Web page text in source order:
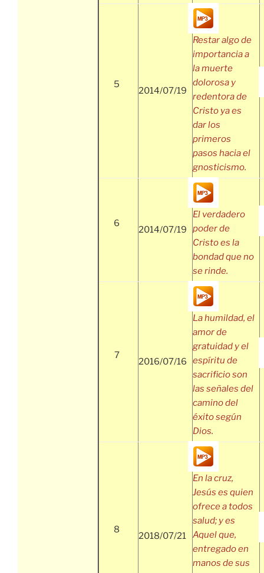
5
2014/07/19
Restar algo de
importancia a
la muerte
dolorosa y
redentora de
Cristo ya es
dar los
primeros
pasos hacia el
gnosticismo.
6
2014/07/19
El verdadero
poder de
Cristo es la
bondad que no
se rinde.
7
2016/07/16
La humildad, el
amor de
gratuidad y el
espíritu de
sacrificio son
las señales del
camino del
éxito según
Dios.
8
2018/07/21
En la cruz,
Jesús es quien
ofrece a todos
salud; y es
Aquel que,
entregado en
manos de sus